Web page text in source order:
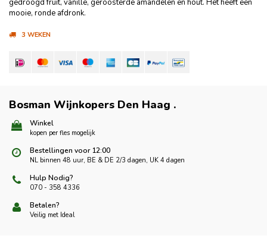
gedroogd fruit, vanille, geroosterde amandelen en hout. Het heeft een
mooie, ronde afdronk.
3 WEKEN
Bosman Wijnkopers Den Haag .
Winkel
kopen per fles mogelijk
Bestellingen voor 12:00
NL binnen 48 uur, BE & DE 2/3 dagen, UK 4 dagen
Hulp Nodig?
070 - 358 4336
Betalen?
Veilig met Ideal